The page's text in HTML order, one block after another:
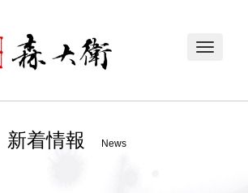
Toggle
新着情報 News